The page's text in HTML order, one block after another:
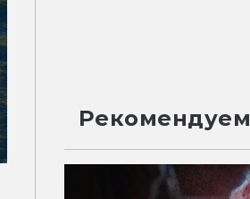
Рекомендуем